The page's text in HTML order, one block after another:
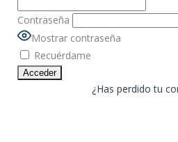
Contraseña
Mostrar contraseña
Recuérdame
¿Has perdido tu